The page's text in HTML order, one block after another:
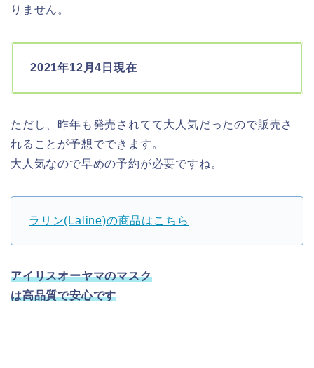
りません。
2021年12月4日現在
ただし、昨年も発売されてて大人気だったので販売さ
れることが予想でできます。
大人気なので早めの予約が必要ですね。
ラリン(Laline)の商品はこちら
アイリスオーヤマのマスク
は高品質で安心です